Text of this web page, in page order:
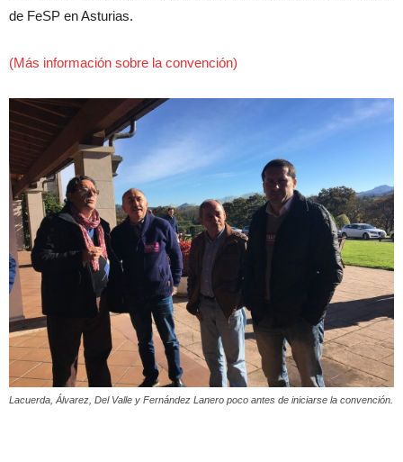
de FeSP en Asturias.
(Más información sobre la convención)
Lacuerda, Álvarez, Del Valle y Fernández Lanero poco antes de iniciarse la convención.